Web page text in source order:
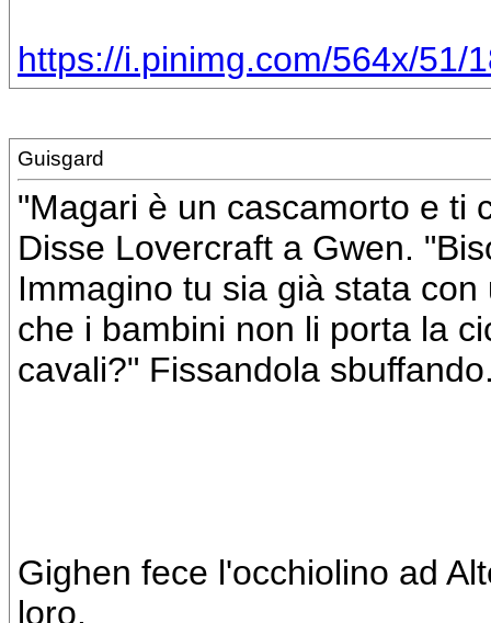
https://i.pinimg.com/564x/51/
Guisgard
"Magari è un cascamorto e ti
Disse Lovercraft a Gwen.
Immagino tu sia già stata
che i bambini non li porta la
cavali?" Fissandola
Gighen fece l'occhiolino ad
loro.